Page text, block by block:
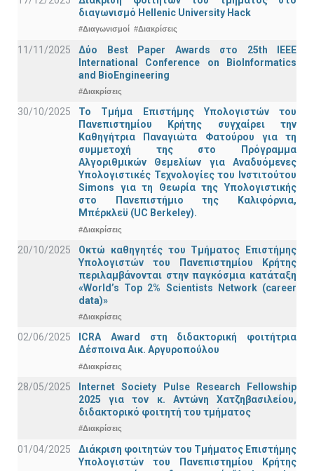
διαγωνισμό Hellenic University Hack
#Διαγωνισμοί #Διακρίσεις
11/11/2025
Δύο Best Paper Awards στο 25th IEEE
International Conference on BioInformatics
and BioEngineering
#Διακρίσεις
30/10/2025
Το Τμήμα Επιστήμης Υπολογιστών του
Πανεπιστημίου Κρήτης συγχαίρει την
Καθηγήτρια Παναγιώτα Φατούρου για τη
συμμετοχή της στο Πρόγραμμα
Αλγοριθμικών Θεμελίων για Αναδυόμενες
Υπολογιστικές Τεχνολογίες του Ινστιτούτου
Simons για τη Θεωρία της Υπολογιστικής
στο Πανεπιστήμιο της Καλιφόρνια,
Μπέρκλεϋ (UC Berkeley).
#Διακρίσεις
20/10/2025
Οκτώ καθηγητές του Τμήματος Επιστήμης
Υπολογιστών του Πανεπιστημίου Κρήτης
περιλαμβάνονται στην παγκόσμια κατάταξη
«World’s Top 2% Scientists Network (career
data)»
#Διακρίσεις
02/06/2025
ICRA Award στη διδακτορική φοιτήτρια
Δέσποινα Αικ. Αργυροπούλου
#Διακρίσεις
28/05/2025
Internet Society Pulse Research Fellowship
2025 για τον κ. Αντώνη Χατζηβασιλείου,
διδακτορικό φοιτητή του τμήματος
#Διακρίσεις
01/04/2025
Διάκριση φοιτητών του Τμήματος Επιστήμης
Υπολογιστών του Πανεπιστημίου Κρήτης